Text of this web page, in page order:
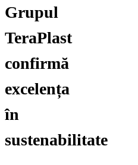
Grupul
TeraPlast
confirmă
excelența
în
sustenabilitate